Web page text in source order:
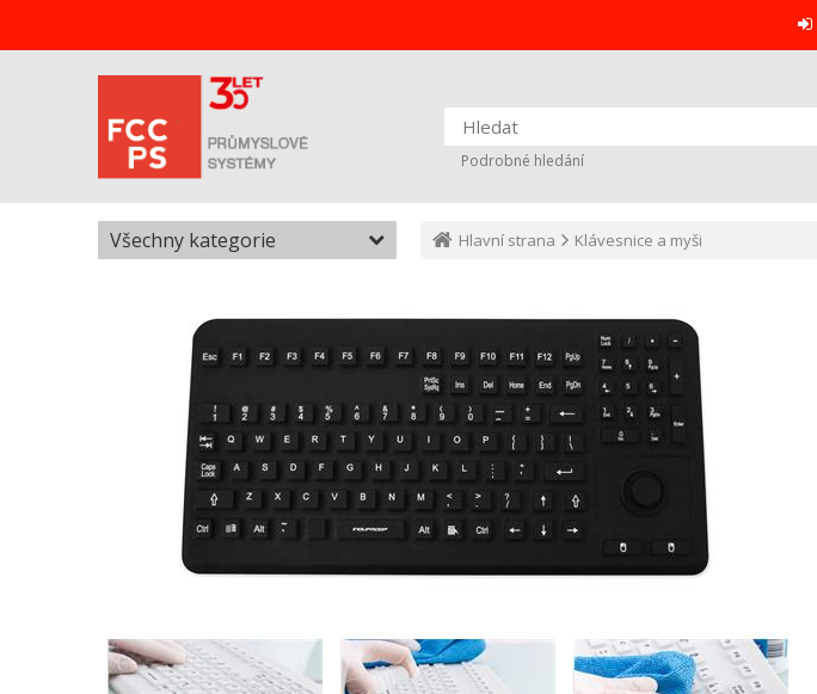
Podrobné hledání
Všechny kategorie Hlavní strana Klávesnice a myši